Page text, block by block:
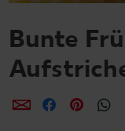
Bunte
per E-Mail
per per